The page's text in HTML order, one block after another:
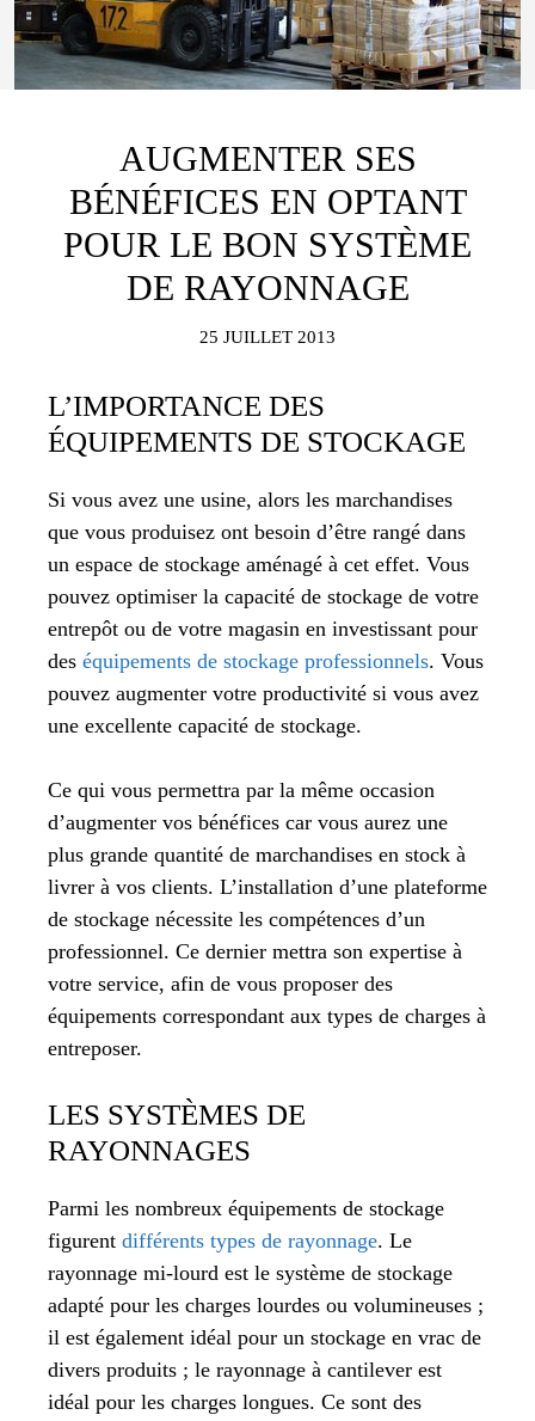
AUGMENTER SES
BÉNÉFICES EN OPTANT
POUR LE BON SYSTÈME
DE RAYONNAGE
25 JUILLET 2013
L’IMPORTANCE DES
ÉQUIPEMENTS DE STOCKAGE
Si vous avez une usine, alors les marchandises
que vous produisez ont besoin d’être rangé dans
un espace de stockage aménagé à cet effet. Vous
pouvez optimiser la capacité de stockage de votre
entrepôt ou de votre magasin en investissant pour
des équipements de stockage professionnels. Vous
pouvez augmenter votre productivité si vous avez
une excellente capacité de stockage.
Ce qui vous permettra par la même occasion
d’augmenter vos bénéfices car vous aurez une
plus grande quantité de marchandises en stock à
livrer à vos clients. L’installation d’une plateforme
de stockage nécessite les compétences d’un
professionnel. Ce dernier mettra son expertise à
votre service, afin de vous proposer des
équipements correspondant aux types de charges à
entreposer.
LES SYSTÈMES DE
RAYONNAGES
Parmi les nombreux équipements de stockage
figurent différents types de rayonnage. Le
rayonnage mi-lourd est le système de stockage
adapté pour les charges lourdes ou volumineuses ;
il est également idéal pour un stockage en vrac de
divers produits ; le rayonnage à cantilever est
idéal pour les charges longues. Ce sont des